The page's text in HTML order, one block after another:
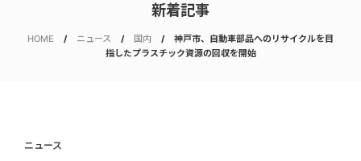
新着記事
HOME ニュース 国内
神戸市、自動車部品へのリサイクルを目
指したプラスチック資源の回収を開始
ニュース